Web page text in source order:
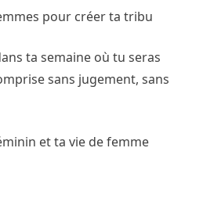
pour créer ta tribu
ta semaine où tu seras
sans jugement, sans
et ta vie de femme